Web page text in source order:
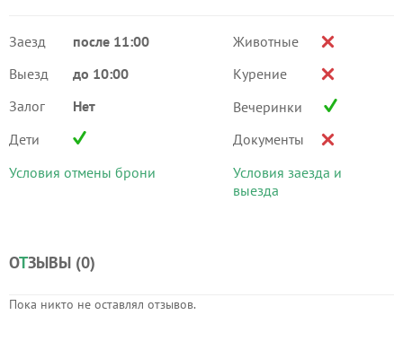
Заезд
после 11:00
Выезд
до 10:00
Залог
Нет
Дети
Условия отмены брони
Животные
Курение
Вечеринки
Документы
Условия заезда и
выезда
ОТЗЫВЫ (0)
Пока никто не оставлял отзывов.